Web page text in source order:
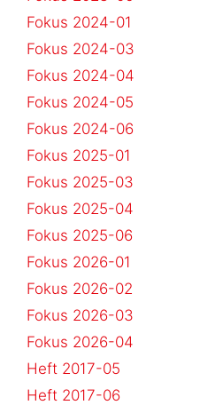
Fokus 2024-01
Fokus 2024-03
Fokus 2024-04
Fokus 2024-05
Fokus 2024-06
Fokus 2025-01
Fokus 2025-03
Fokus 2025-04
Fokus 2025-06
Fokus 2026-01
Fokus 2026-02
Fokus 2026-03
Fokus 2026-04
Heft 2017-05
Heft 2017-06